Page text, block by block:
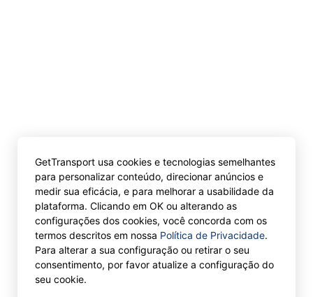
GetTransport usa cookies e tecnologias semelhantes
para personalizar conteúdo, direcionar anúncios e
medir sua eficácia, e para melhorar a usabilidade da
plataforma. Clicando em OK ou alterando as
configurações dos cookies, você concorda com os
termos descritos em nossa Política de Privacidade.
Para alterar a sua configuração ou retirar o seu
consentimento, por favor atualize a configuração do
seu cookie.